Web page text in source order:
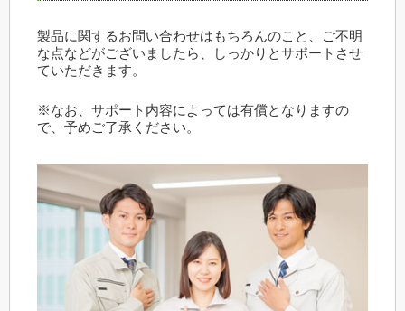
製品に関するお問い合わせはもちろんのこと、ご不明
な点などがございましたら、しっかりとサポートさせ
ていただきます。
※なお、サポート内容によっては有償となりますの
で、予めご了承ください。